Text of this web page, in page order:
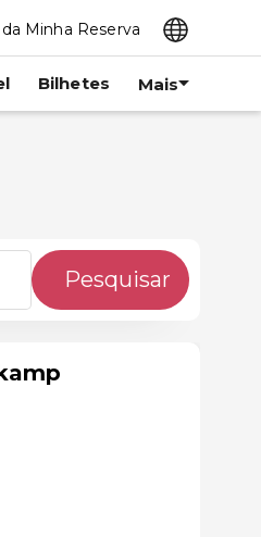
Minha Reserva
Bilhetes Mais
Pesquisar